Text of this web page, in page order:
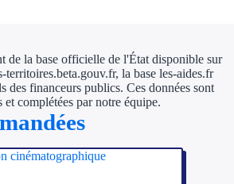
de la base officielle de l'État disponible sur
territoires.beta.gouv.fr, la base les-aides.fr
des financeurs publics. Ces données sont
complétées par notre équipe.
cinématographique